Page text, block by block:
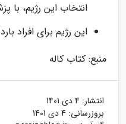
انتخاب این رژیم، با
این رژیم برای افراد
منبع: کتاب کاله
انتشار: 4 دی 1401
بروزرسانی: 4 دی 1401